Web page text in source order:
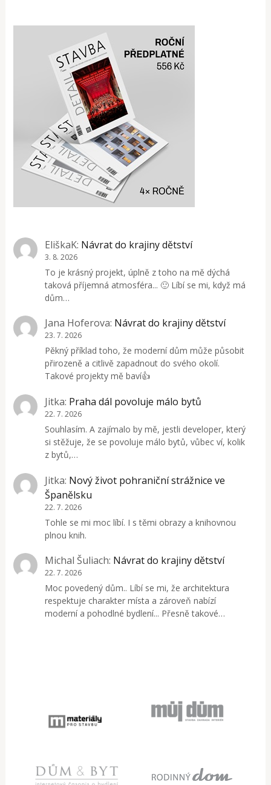
EliškaK: Návrat do krajiny dětství
3. 8. 2026
To je krásný projekt, úplně z toho na mě dýchá
taková příjemná atmosféra... 🙂 Líbí se mi, když má
dům…
Jana Hoferova: Návrat do krajiny dětství
23. 7. 2026
Pěkný příklad toho, že moderní dům může působit
přirozeně a citlivě zapadnout do svého okolí.
Takové projekty mě baví👍
Jitka: Praha dál povoluje málo bytů
22. 7. 2026
Souhlasím. A zajímalo by mě, jestli developer, který
si stěžuje, že se povoluje málo bytů, vůbec ví, kolik
z bytů,…
Jitka: Nový život pohraniční strážnice ve
Španělsku
22. 7. 2026
Tohle se mi moc líbí. I s těmi obrazy a knihovnou
plnou knih.
Michal Šuliach: Návrat do krajiny dětství
22. 7. 2026
Moc povedený dům.. Líbí se mi, že architektura
respektuje charakter místa a zároveň nabízí
moderní a pohodlné bydlení... Přesně takové…